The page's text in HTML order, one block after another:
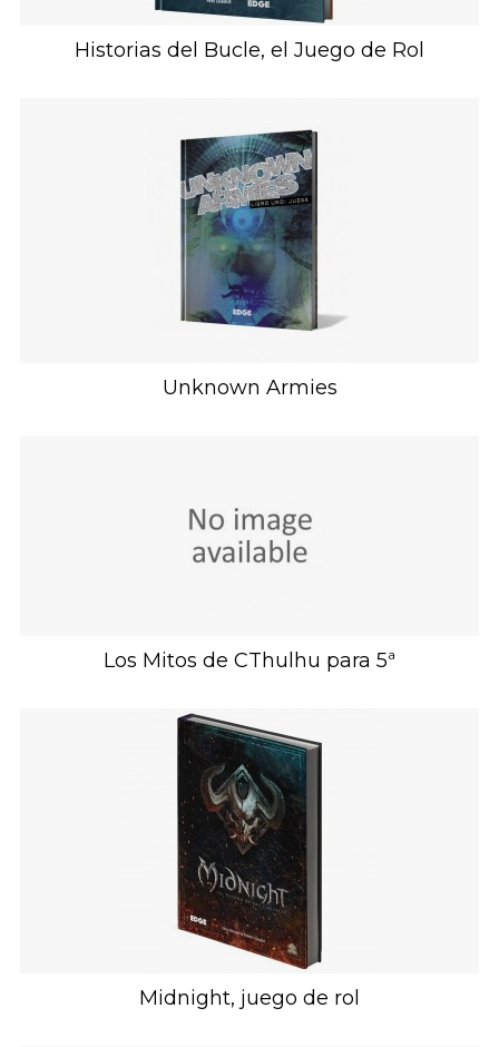
Historias del Bucle, el Juego de Rol
Unknown Armies
Los Mitos de CThulhu para 5ª
Midnight, juego de rol